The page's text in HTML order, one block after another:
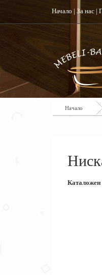
Начало | За нас |
Начало